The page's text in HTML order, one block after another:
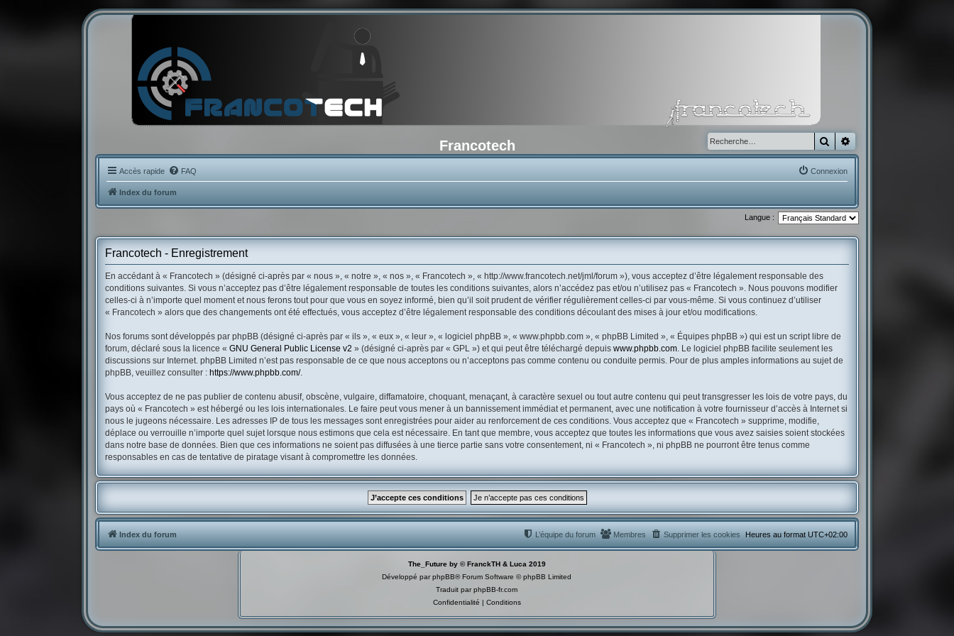
Francotech Rechercher
Accès rapide FAQ Connexion
Index du forum
Langue :
Francotech - Enregistrement
En accédant à « Francotech » (désigné ci-après par « nous », « notre », « nos », « Francotech », « http://www.francotech.net/jml/forum »), vous acceptez d’être légalement responsable des
conditions suivantes. Si vous n’acceptez pas d’être légalement responsable de toutes les conditions suivantes, alors n’accédez pas et/ou n’utilisez pas « Francotech ». Nous pouvons modifier
celles-ci à n’importe quel moment et nous ferons tout pour que vous en soyez informé, bien qu’il soit prudent de vérifier régulièrement celles-ci par vous-même. Si vous continuez d’utiliser
« Francotech » alors que des changements ont été effectués, vous acceptez d’être légalement responsable des conditions découlant des mises à jour et/ou modifications.
Nos forums sont développés par phpBB (désigné ci-après par « ils », « eux », « leur », « logiciel phpBB », « www.phpbb.com », « phpBB Limited », « Équipes phpBB ») qui est un script libre de
forum, déclaré sous la licence «GNU General Public License v2 » (désigné ci-après par « GPL ») et qui peut être téléchargé depuiswww.phpbb.com. Le logiciel phpBB facilite seulement les
discussions sur Internet. phpBB Limited n’est pas responsable de ce que nous acceptons ou n’acceptons pas comme contenu ou conduite permis. Pour de plus amples informations au sujet de
phpBB, veuillez consulter : https://www.phpbb.com/.
Vous acceptez de ne pas publier de contenu abusif, obscène, vulgaire, diffamatoire, choquant, menaçant, à caractère sexuel ou tout autre contenu qui peut transgresser les lois de votre pays, du
pays où « Francotech » est hébergé ou les lois internationales. Le faire peut vous mener à un bannissement immédiat et permanent, avec une notification à votre fournisseur d’accès à Internet si
nous le jugeons nécessaire. Les adresses IP de tous les messages sont enregistrées pour aider au renforcement de ces conditions. Vous acceptez que « Francotech » supprime, modifie,
déplace ou verrouille n’importe quel sujet lorsque nous estimons que cela est nécessaire. En tant que membre, vous acceptez que toutes les informations que vous avez saisies soient stockées
dans notre base de données. Bien que ces informations ne soient pas diffusées à une tierce partie sans votre consentement, ni « Francotech », ni phpBB ne pourront être tenus comme
responsables en cas de tentative de piratage visant à compromettre les données.
Index du forum Heures au format UTC+02:00
Supprimer les cookies
Membres
L’équipe du forum
The_Future by © FranckTH & Luca 2019
Développé parphpBB® Forum Software © phpBB Limited
Traduit parphpBB-fr.com
Confidentialité | Conditions